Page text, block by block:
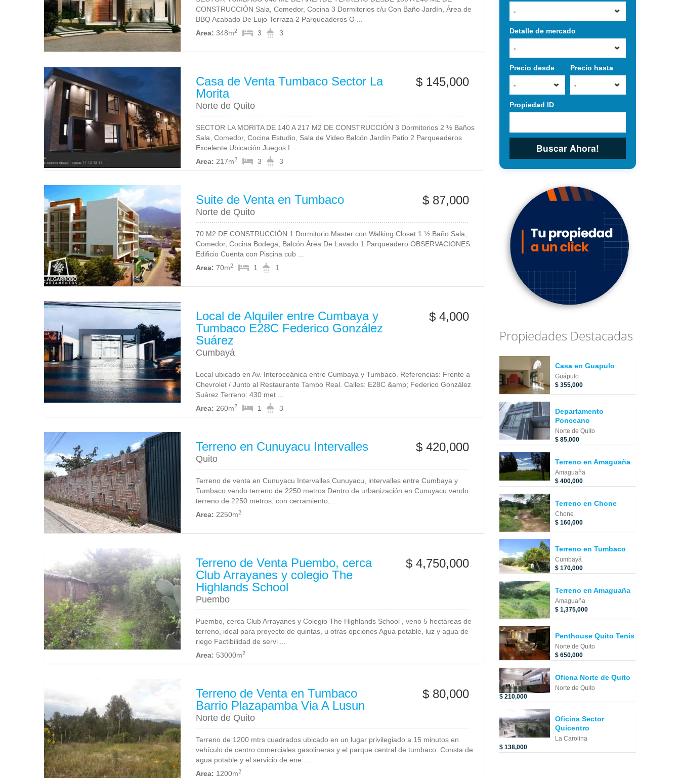
CONSTRUCCIÓN Sala, Comedor, Cocina 3 Dormitorios c/u Con Baño Jardín, Área de
BBQ Acabado De Lujo Terraza 2 Parqueaderos O ...
Area: 348m2 3 3
Casa de Venta Tumbaco Sector La
Morita
$ 145,000
Norte de Quito
SECTOR LA MORITA DE 140 A 217 M2 DE CONSTRUCCIÓN 3 Dormitorios 2 ½ Baños
Sala, Comedor, Cocina Estudio, Sala de Video Balcón Jardín Patio 2 Parqueaderos
Excelente Ubicación Juegos I ...
Area: 217m2 3 3
Suite de Venta en Tumbaco $ 87,000
Norte de Quito
70 M2 DE CONSTRUCCIÓN 1 Dormitorio Master con Walking Closet 1 ½ Baño Sala,
Comedor, Cocina Bodega, Balcón Área De Lavado 1 Parqueadero OBSERVACIONES:
Edificio Cuenta con Piscina cub ...
Area: 70m2 1 1
Local de Alquiler entre Cumbaya y
Tumbaco E28C Federico González
Suárez
$ 4,000
Cumbayá
Local ubicado en Av. Interoceánica entre Cumbaya y Tumbaco. Referencias: Frente a
Chevrolet / Junto al Restaurante Tambo Real. Calles: E28C &amp; Federico González
Suárez Terreno: 430 met ...
Area: 260m2 1 3
Terreno en Cunuyacu Intervalles $ 420,000
Quito
Terreno de venta en Cunuyacu Intervalles Cunuyacu, intervalles entre Cumbaya y
Tumbaco vendo terreno de 2250 metros Dentro de urbanización en Cunuyacu vendo
terreno de 2250 metros, con cerramiento, ...
Area: 2250m2
Terreno de Venta Puembo, cerca
Club Arrayanes y colegio The
Highlands School
$ 4,750,000
Puembo
Puembo, cerca Club Arrayanes y Colegio The Highlands School , veno 5 hectáreas de
terreno, ideal para proyecto de quintas, u otras opciones Agua potable, luz y agua de
riego Factibilidad de servi ...
Area: 53000m2
Terreno de Venta en Tumbaco
Barrio Plazapamba Via A Lusun
$ 80,000
Norte de Quito
Terreno de 1200 mtrs cuadrados ubicado en un lugar privilegiado a 15 minutos en
vehículo de centro comerciales gasolineras y el parque central de tumbaco. Consta de
agua potable y el servicio de ene ...
Area: 1200m2
-
Detalle de mercado
-
Precio desde
-
Precio hasta
-
Propiedad ID
Buscar Ahora!
Propiedades Destacadas
Casa en Guapulo
Guápulo
$ 355,000
Departamento
Ponceano
Norte de Quito
$ 85,000
Terreno en Amaguaña
Amaguaña
$ 400,000
Terreno en Chone
Chone
$ 160,000
Terreno en Tumbaco
Cumbayá
$ 170,000
Terreno en Amaguaña
Amaguaña
$ 1,375,000
Penthouse Quito Tenis
Norte de Quito
$ 650,000
Oficna Norte de Quito
Norte de Quito
$ 210,000
Oficina Sector
Quicentro
La Carolina
$ 138,000